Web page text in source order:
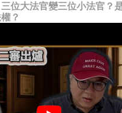
位大法官變三位小法官？
？